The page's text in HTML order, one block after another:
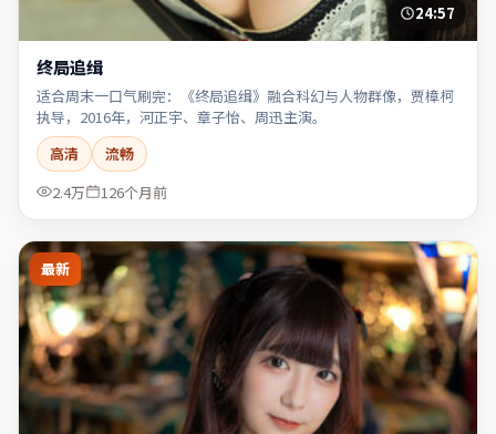
24:57
终局追缉
适合周末一口气刷完：《终局追缉》融合科幻与人物群像，贾樟柯
执导，2016年，河正宇、章子怡、周迅主演。
高清
流畅
2.4万
126个月前
最新